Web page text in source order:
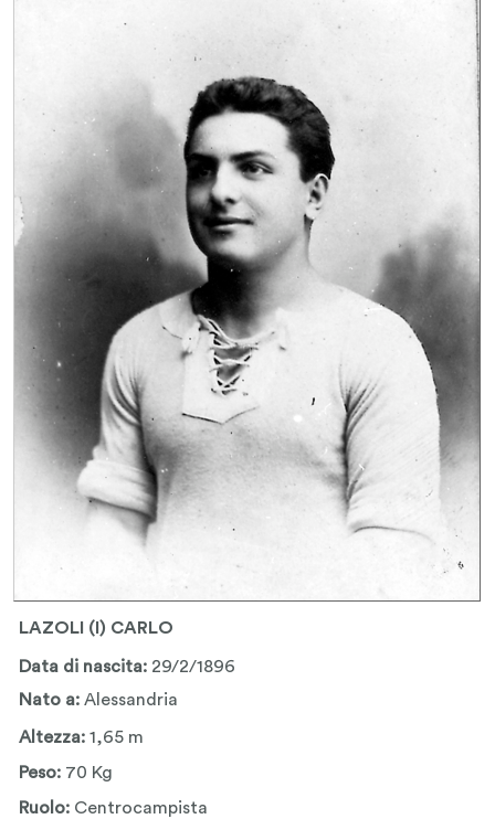
LAZOLI (I) CARLO
Data di nascita: 29/2/1896
Nato a:Alessandria
Altezza:1,65 m
Peso: 70 Kg
Ruolo: Centrocampista